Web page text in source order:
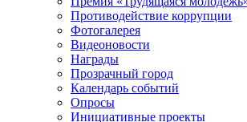
Противодействие коррупции
Фотогалерея
Видеоновости
Награды
Прозрачный город
Календарь событий
Опросы
Инициативные проекты